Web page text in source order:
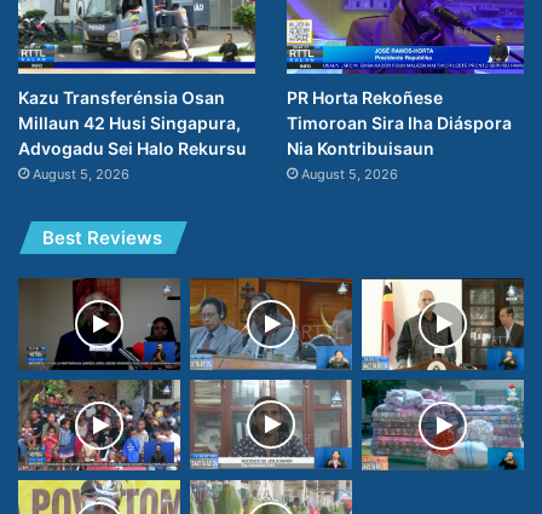
Kazu Transferénsia Osan
Millaun 42 Husi Singapura,
Advogadu Sei Halo Rekursu
August 5, 2026
PR Horta Rekoñese
Timoroan Sira Iha Diáspora
Nia Kontribuisaun
August 5, 2026
Best Reviews